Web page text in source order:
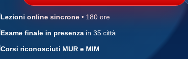
Lezioni online sincrone • 180 ore
Esame finale in presenza in 35 città
Corsi riconosciuti MUR e MIM